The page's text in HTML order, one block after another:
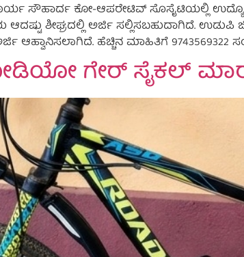
ಸೌಹಾರ್ದ ಕೋ-ಆಪರೇಟಿವ್ ಸೊಸೈಟಿಯಲ್ಲಿ
ಆದಷ್ಟು ಶೀಘ್ರದಲ್ಲಿ ಅರ್ಜಿ ಸಲ್ಲಿಸಬಹುದಾಗಿದೆ.
ಆಹ್ವಾನಿಸಲಾಗಿದೆ. ಹೆಚ್ಚಿನ ಮಾಹಿತಿಗೆ 9743569322
ಗೇರ್ ಸೈಕಲ್